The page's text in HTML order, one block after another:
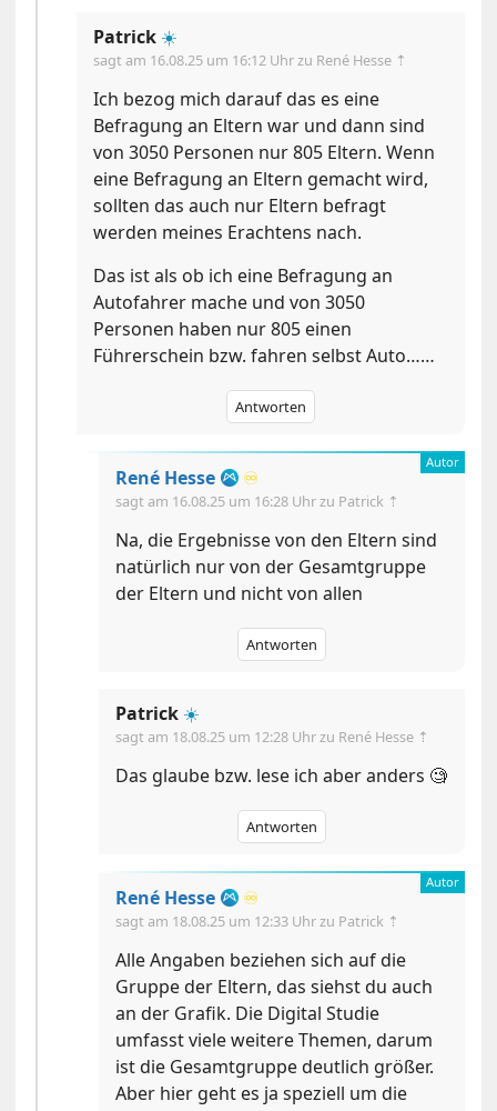
Patrick ☀️
sagt am 16.08.25 um 16:12 Uhrzu René Hesse ⇡
Ich bezog mich darauf das es eine
Befragung an Eltern war und dann sind
von 3050 Personen nur 805 Eltern. Wenn
eine Befragung an Eltern gemacht wird,
sollten das auch nur Eltern befragt
werden meines Erachtens nach.
Das ist als ob ich eine Befragung an
Autofahrer mache und von 3050
Personen haben nur 805 einen
Führerschein bzw. fahren selbst Auto……
Antworten
René Hesse ♾️
sagt am 16.08.25 um 16:28 Uhrzu Patrick ⇡
Na, die Ergebnisse von den Eltern sind
natürlich nur von der Gesamtgruppe
der Eltern und nicht von allen
Antworten
Patrick ☀️
sagt am 18.08.25 um 12:28 Uhrzu René Hesse ⇡
Das glaube bzw. lese ich aber anders 🧐
Antworten
René Hesse ♾️
sagt am 18.08.25 um 12:33 Uhrzu Patrick ⇡
Alle Angaben beziehen sich auf die
Gruppe der Eltern, das siehst du auch
an der Grafik. Die Digital Studie
umfasst viele weitere Themen, darum
ist die Gesamtgruppe deutlich größer.
Aber hier geht es ja speziell um die